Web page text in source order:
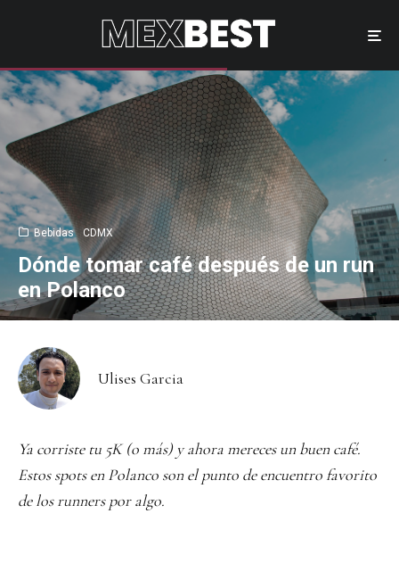
Bebidas CDMX
Dónde tomar café después de un run
en Polanco
Ulises Garcia
Ya corriste tu 5K (o más) y ahora mereces un buen café.
Estos spots en Polanco son el punto de encuentro favorito
de los runners por algo.